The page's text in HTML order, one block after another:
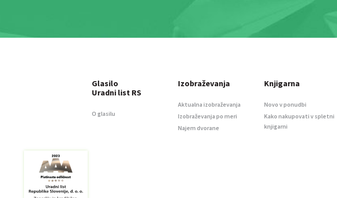
Glasilo
Uradni list RS
O glasilu
Izobraževanja
Aktualna izobraževanja
Izobraževanja po meri
Najem dvorane
Knjigarna
Novo v ponudbi
Kako nakupovati v spletni
knjigarni